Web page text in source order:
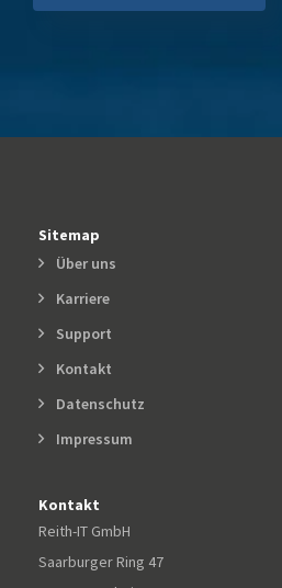
Sitemap
Über uns
Karriere
Support
Kontakt
Datenschutz
Impressum
Kontakt
Reith-IT GmbH
Saarburger Ring 47